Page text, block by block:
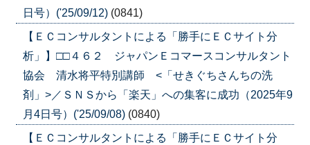
日号）('25/09/12) (0841)
【ＥＣコンサルタントによる「勝手にＥＣサイト分
析」】□□４６２ ジャパンＥコマースコンサルタント
協会 清水将平特別講師 <「せきぐちさんちの洗
剤」>／ＳＮＳから「楽天」への集客に成功（2025年9
月4日号）('25/09/08) (0840)
【ＥＣコンサルタントによる「勝手にＥＣサイト分